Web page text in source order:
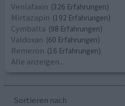
Venlafaxin (326 Erfahrungen)
Mirtazapin (192 Erfahrungen)
Cymbalta (98 Erfahrungen)
Valdoxan (60 Erfahrungen)
Remeron (16 Erfahrungen)
Alle anzeigen...
Sortieren nach